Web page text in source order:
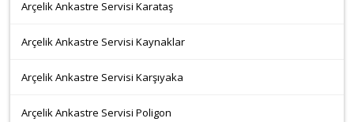
Arçelik Ankastre Servisi Karataş
Arçelik Ankastre Servisi Kaynaklar
Arçelik Ankastre Servisi Karşıyaka
Arçelik Ankastre Servisi Poligon